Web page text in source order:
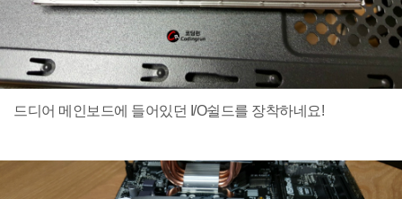
드디어 메인보드에 들어있던 I/O쉴드를 장착하네요!